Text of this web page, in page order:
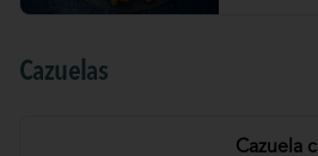
Cazuelas
Cazuela